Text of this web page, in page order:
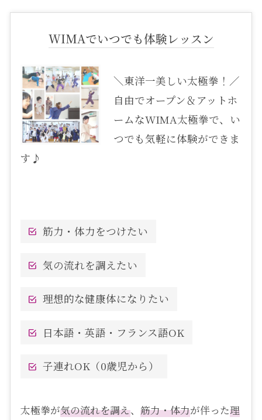
WIMAでいつでも体験レッスン
＼東洋一美しい太極拳！／
自由でオープン＆アットホ
ームなWIMA太極拳で、い
つでも気軽に体験ができま
す♪
筋力・体力をつけたい
気の流れを調えたい
理想的な健康体になりたい
日本語・英語・フランス語OK
子連れOK（0歳児から）
太極拳が気の流れを調え、 筋力・体力が伴った理